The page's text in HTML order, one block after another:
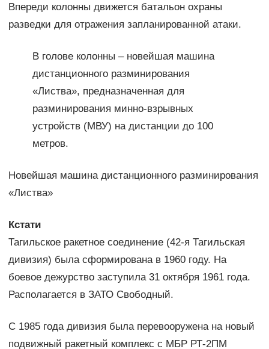
Впереди колонны движется батальон охраны
разведки для отражения запланированной атаки.
В голове колонны – новейшая машина
дистанционного разминирования
«Листва», предназначенная для
разминирования минно-взрывных
устройств (МВУ) на дистанции до 100
метров.
Новейшая машина дистанционного разминирования
«Листва»
Кстати
Тагильское ракетное соединение (42-я Тагильская
дивизия) была сформирована в 1960 году. На
боевое дежурство заступила 31 октября 1961 года.
Располагается в ЗАТО Свободный.
С 1985 года дивизия была перевооружена на новый
подвижный ракетный комплекс с МБР РТ-2ПМ